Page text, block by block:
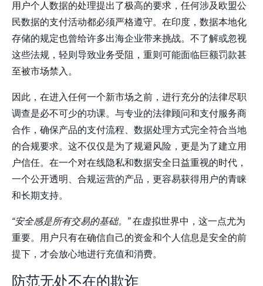
用户个人数据的处理提出了极高的要求，任何涉及欧盟公
民数据的支付活动都必须严格遵守。在印度，数据本地化
存储的规定也曾给许多出海企业带来挑战。不了解或忽视
这些法规，轻则导致业务受阻，重则可能面临巨额罚款甚
至被市场禁入。
因此，在进入任何一个新市场之前，进行充分的法律尽职
调查是必不可少的功课。与专业的法律顾问和支付服务商
合作，确保产品的支付流程、数据处理方式完全符合当地
的合规要求。这不仅仅是为了规避风险，更是为了建立用
户信任。在一个对在线隐私和数据安全日益重视的时代，
一个公开透明、合规运营的产品，更容易获得用户的青睐
和长期支持。
“安全感是所有交易的基础。”在虚拟世界中，这一点尤为
重要。用户只有在确信自己的资金和个人信息是安全的前
提下，才会放心地进行充值和消费。
防范无处不在的欺诈